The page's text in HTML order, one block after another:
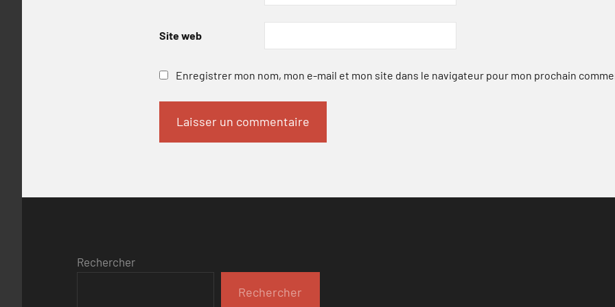
Site web
Enregistrer mon nom, mon e-mail et mon site dans le navigateur pour mon prochain
Rechercher
Rechercher